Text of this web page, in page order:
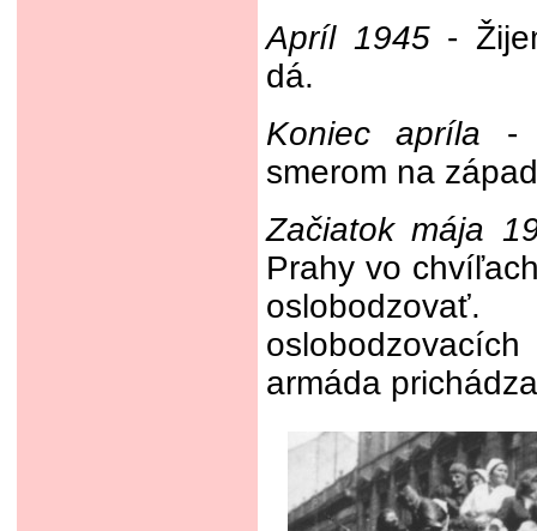
Apríl 1945-
dá.
Koniec apríla -
smerom na
Začiatok mája
Prahy vo
armáda